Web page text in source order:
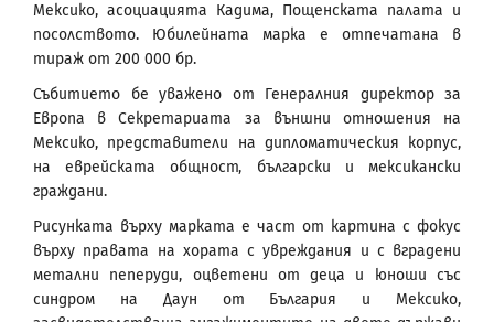
Мексико, асоциацията Кадима, Пощенската палата и
посолството. Юбилейната марка е отпечатана в
тираж от 200 000 бр.
Събитието бе уважено от Генералния директор за
Европа в Секретариата за външни отношения на
Мексико, представители на дипломатическия корпус,
на еврейската общност, български и мексикански
граждани.
Рисунката върху марката е част от картина с фокус
върху правата на хората с увреждания и с вградени
метални пеперуди, оцветени от деца и юноши със
синдром на Даун от България и Мексико,